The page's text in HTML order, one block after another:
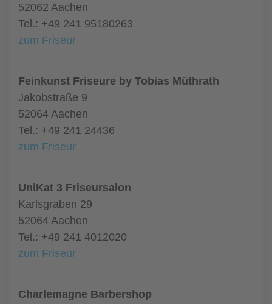
52062 Aachen
Tel.: +49 241 95180263
zum Friseur
Feinkunst Friseure by Tobias Müthrath
Jakobstraße 9
52064 Aachen
Tel.: +49 241 24436
zum Friseur
UniKat 3 Friseursalon
Karlsgraben 29
52064 Aachen
Tel.: +49 241 4012020
zum Friseur
Charlemagne Barbershop